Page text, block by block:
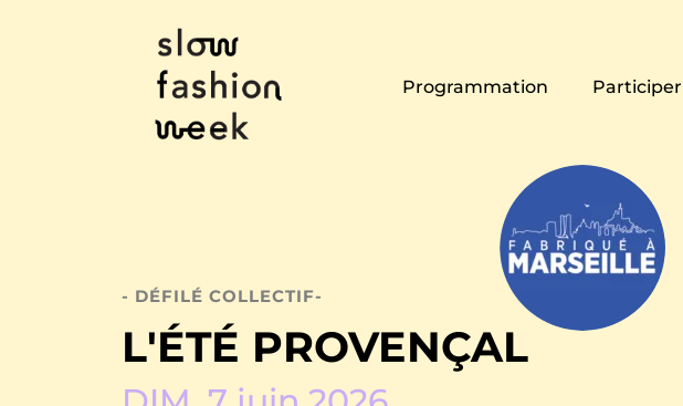
Programmation Participer
- DÉFILÉ COLLECTIF-
L'ÉTÉ PROVENÇAL